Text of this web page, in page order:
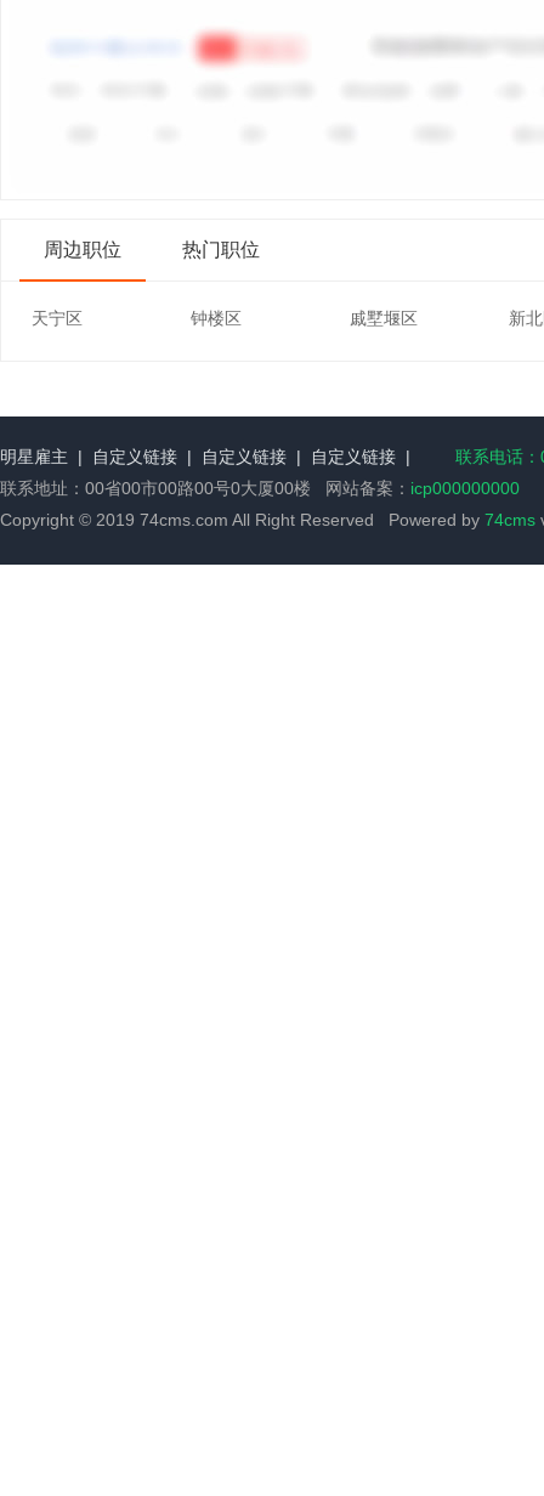
周边职位 热门职位
天宁区 钟楼区 戚墅堰区 新
明星雇主 | 自定义链接 | 自定义链接 | 自定义链接 |
联系电话
联系地址：00省00市00路00号0大厦00楼 网站备案： icp000000000
Copyright © 2019 74cms.com All Right Reserved Powered by 74cms